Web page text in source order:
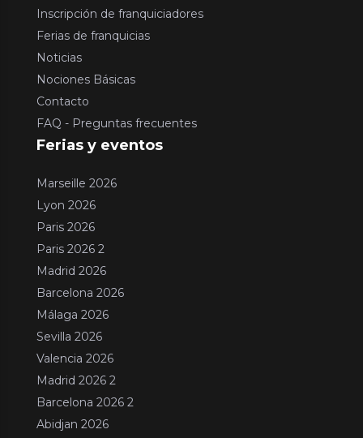
Inscripción de franquiciadores
Ferias de franquicias
Noticias
Nociones Básicas
Contacto
FAQ - Preguntas frecuentes
Ferias y eventos
Marseille 2026
Lyon 2026
Paris 2026
Paris 2026 2
Madrid 2026
Barcelona 2026
Málaga 2026
Sevilla 2026
Valencia 2026
Madrid 2026 2
Barcelona 2026 2
Abidjan 2026